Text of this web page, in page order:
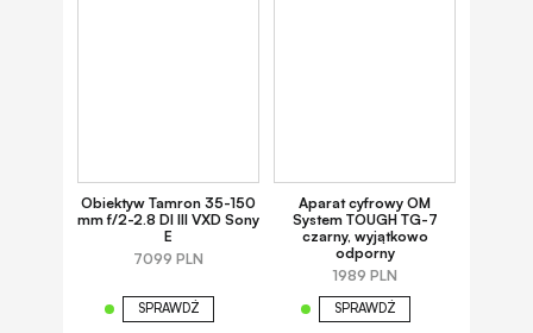
Obiektyw Tamron 35-150
mm f/2-2.8 DI III VXD Sony
E
7099 PLN
SPRAWDŹ
Aparat cyfrowy OM
System TOUGH TG-7
czarny, wyjątkowo
odporny
1989 PLN
SPRAWDŹ